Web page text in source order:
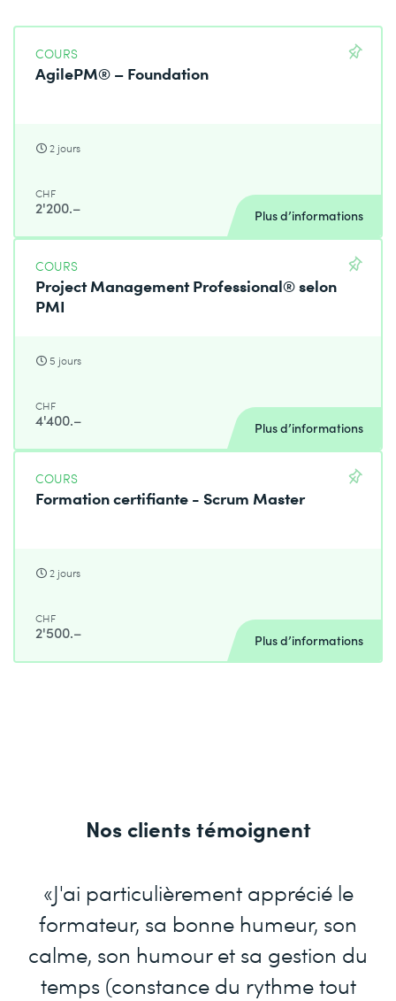
COURS
AgilePM® – Foundation
2 jours
CHF
2'200.– Plus d’informations
COURS
Project Management Professional® selon
PMI
5 jours
CHF
4'400.– Plus d’informations
COURS
Formation certifiante - Scrum Master
2 jours
CHF
2'500.– Plus d’informations
Nos clients témoignent
«J'ai particulièrement apprécié le
formateur, sa bonne humeur, son
calme, son humour et sa gestion du
temps (constance du rythme tout